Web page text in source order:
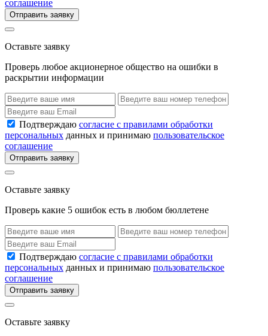
соглашение
Отправить заявку
Оставьте заявку
Проверь любое акционерное общество на ошибки в
раскрытии информации
Подтверждаю согласие с правилами обработки
персональных данных и принимаю пользовательское
соглашение
Отправить заявку
Оставьте заявку
Проверь какие 5 ошибок есть в любом бюллетене
Подтверждаю согласие с правилами обработки
персональных данных и принимаю пользовательское
соглашение
Отправить заявку
Оставьте заявку